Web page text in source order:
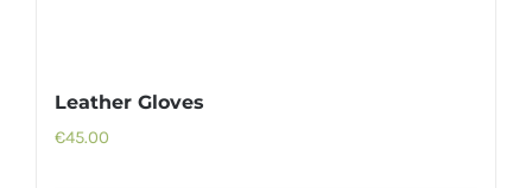
Leather Gloves
€45.00